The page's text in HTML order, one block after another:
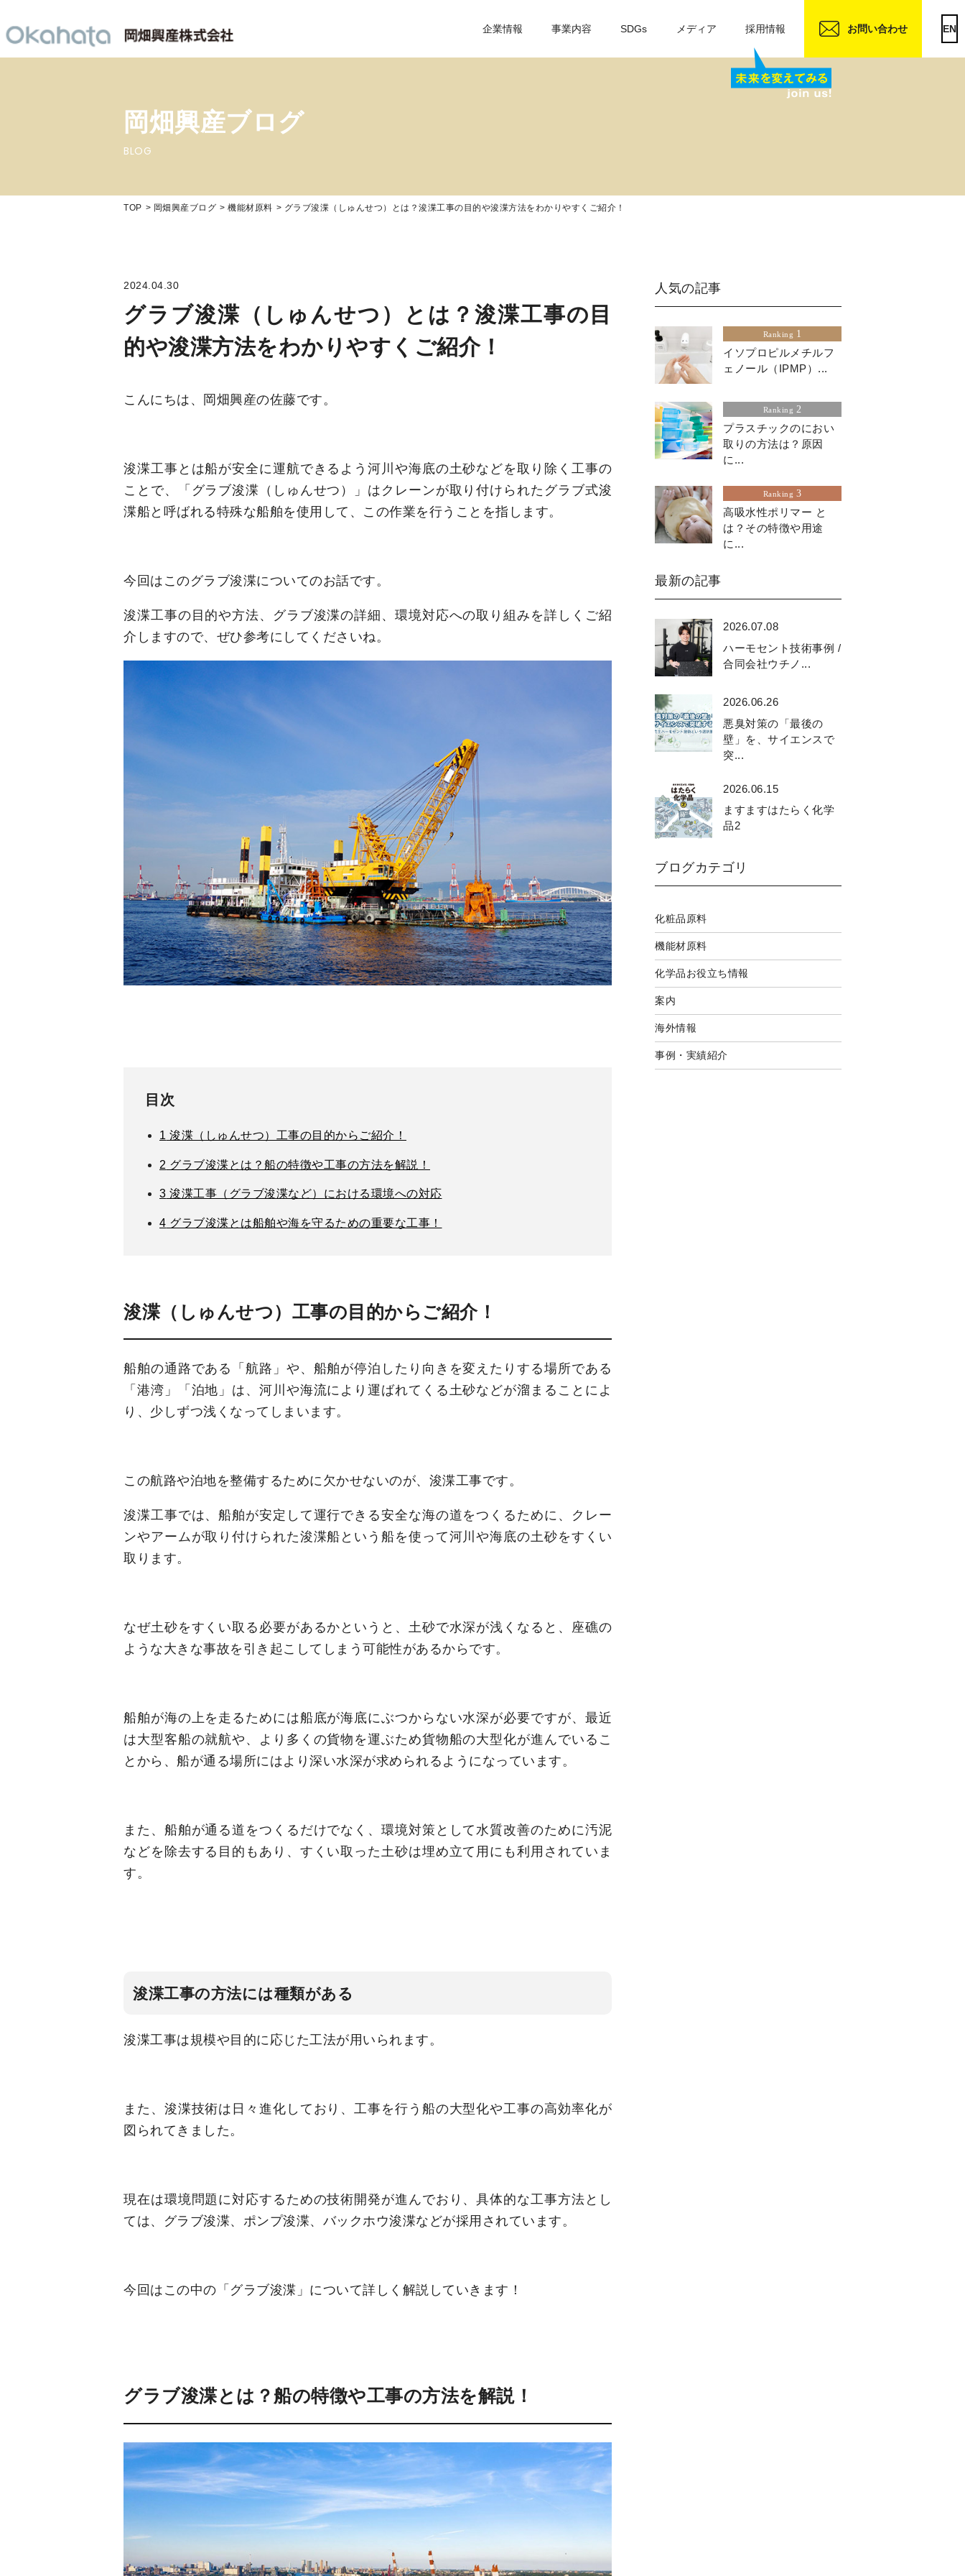
EN
企業情報 事業内容 SDGs メディア 採用情報 お問い合わせ
岡畑興産ブログ
BLOG
TOP 岡畑興産ブログ 機能材原料 グラブ浚渫（しゅんせつ）とは？浚渫工事の目的や浚渫方法をわかりやすくご紹介！
2024.04.30
グラブ浚渫（しゅんせつ）とは？浚渫工事の目
的や浚渫方法をわかりやすくご紹介！
こんにちは、岡畑興産の佐藤です。
浚渫工事とは船が安全に運航できるよう河川や海底の土砂などを取り除く工事の
ことで、「グラブ浚渫（しゅんせつ）」はクレーンが取り付けられたグラブ式浚
渫船と呼ばれる特殊な船舶を使用して、この作業を行うことを指します。
今回はこのグラブ浚渫についてのお話です。
浚渫工事の目的や方法、グラブ浚渫の詳細、環境対応への取り組みを詳しくご紹
介しますので、ぜひ参考にしてくださいね。
目次
1 浚渫（しゅんせつ）工事の目的からご紹介！
2 グラブ浚渫とは？船の特徴や工事の方法を解説！
3 浚渫工事（グラブ浚渫など）における環境への対応
4 グラブ浚渫とは船舶や海を守るための重要な工事！
浚渫（しゅんせつ）工事の目的からご紹介！
船舶の通路である「航路」や、船舶が停泊したり向きを変えたりする場所である
「港湾」「泊地」は、河川や海流により運ばれてくる土砂などが溜まることによ
り、少しずつ浅くなってしまいます。
この航路や泊地を整備するために欠かせないのが、浚渫工事です。
浚渫工事では、船舶が安定して運行できる安全な海の道をつくるために、クレー
ンやアームが取り付けられた浚渫船という船を使って河川や海底の土砂をすくい
取ります。
なぜ土砂をすくい取る必要があるかというと、土砂で水深が浅くなると、座礁の
ような大きな事故を引き起こしてしまう可能性があるからです。
船舶が海の上を走るためには船底が海底にぶつからない水深が必要ですが、最近
は大型客船の就航や、より多くの貨物を運ぶため貨物船の大型化が進んでいるこ
とから、船が通る場所にはより深い水深が求められるようになっています。
また、船舶が通る道をつくるだけでなく、環境対策として水質改善のために汚泥
などを除去する目的もあり、すくい取った土砂は埋め立て用にも利用されていま
す。
浚渫工事の方法には種類がある
浚渫工事は規模や目的に応じた工法が用いられます。
また、浚渫技術は日々進化しており、工事を行う船の大型化や工事の高効率化が
図られてきました。
現在は環境問題に対応するための技術開発が進んでおり、具体的な工事方法とし
ては、グラブ浚渫、ポンプ浚渫、バックホウ浚渫などが採用されています。
今回はこの中の「グラブ浚渫」について詳しく解説していきます！
グラブ浚渫とは？船の特徴や工事の方法を解説！
人気の記事
Ranking 1
イソプロピルメチルフ
ェノール（IPMP）...
Ranking 2
プラスチックのにおい
取りの方法は？原因
に...
Ranking 3
高吸水性ポリマー と
は？その特徴や用途
に...
最新の記事
2026.07.08
ハーモセント技術事例 /
合同会社ウチノ...
2026.06.26
悪臭対策の「最後の
壁」を、サイエンスで
突...
2026.06.15
ますますはたらく化学
品2
ブログカテゴリ
化粧品原料
機能材原料
化学品お役立ち情報
案内
海外情報
事例・実績紹介